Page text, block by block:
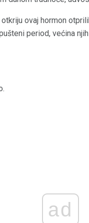
ovaj hormon
period, većina
ad